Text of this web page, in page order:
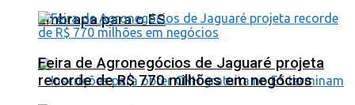
Embrapa para o ES
Feira de Agronegócios de Jaguaré projeta
recorde de R$ 770 milhões em negócios